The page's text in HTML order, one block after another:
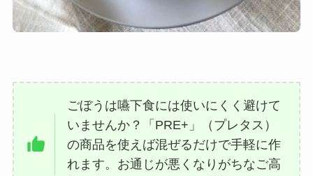
ごぼうは嚥下食には使いにくく避けて
いませんか？「PRE+」（プレタス）
の商品を使えば混ぜるだけで手軽に作
れます。お通じが悪くなりがちなご高